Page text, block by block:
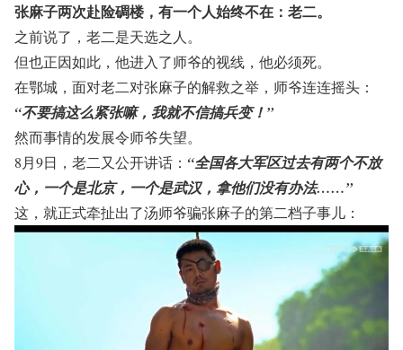
张麻子两次赴险碉楼，有一个人始终不在：老二。
之前说了，老二是天选之人。
但也正因如此，他进入了师爷的视线，他必须死。
在鄂城，面对老二对张麻子的解救之举，师爷连连摇头：
“不要搞这么紧张嘛，我就不信搞兵变！”
然而事情的发展令师爷失望。
8月9日，老二又公开讲话： “全国各大军区过去有两个不放
心，一个是北京，一个是武汉，拿他们没有办法……”
这，就正式牵扯出了汤师爷骗张麻子的第二档子事儿：